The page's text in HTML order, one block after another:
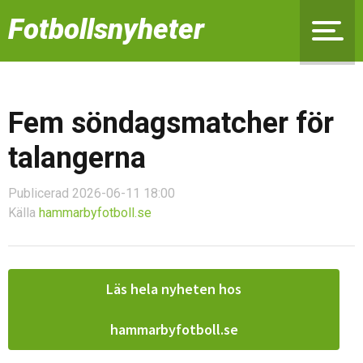
Fotbollsnyheter
Fem söndagsmatcher för
talangerna
Publicerad 2026-06-11 18:00
Källa hammarbyfotboll.se
Läs hela nyheten hos
hammarbyfotboll.se